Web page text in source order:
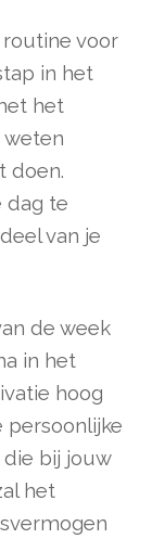
voor
in het
het
weten
doen.
dag te
van je
de week
in het
hoog
persoonlijke
bij jouw
het